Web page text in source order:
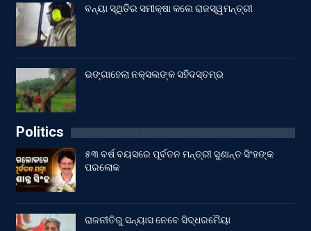
ବନ୍ୟା ସ୍ଥିତିର ସମୀକ୍ଷା କଲେ ରାଜସ୍ୱମନ୍ତ୍ରୀ
ଭଙ୍ଗାହେଲା ନକ୍ସଲଙ୍କ ସହିଦସ୍ତମ୍ଭ
Politics
୫୩ ବର୍ଷ ବୟସରେ ପୂର୍ବତନ ମନ୍ତ୍ରୀ ସୁଶାନ୍ତ ସିଂହଙ୍କ
ପରଲୋକ
ରାଜନୀତିରୁ ସନ୍ୟାସ ନେବେ ସିଦ୍ଧରମୈୟା